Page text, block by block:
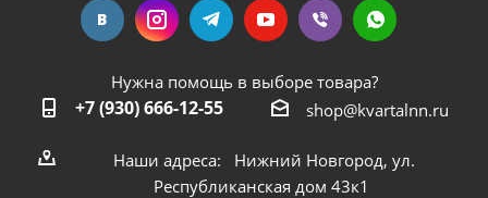
Нужна помощь в выборе товара?
+7 (930) 666-12-55 shop@kvartalnn.ru
Наши адреса: Нижний Новгород, ул.
Республиканская дом 43к1